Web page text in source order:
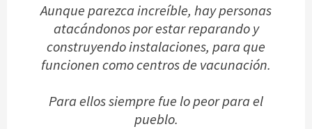
Aunque parezca increíble, hay personas
atacándonos por estar reparando y
construyendo instalaciones, para que
funcionen como centros de vacunación.
Para ellos siempre fue lo peor para el
pueblo.